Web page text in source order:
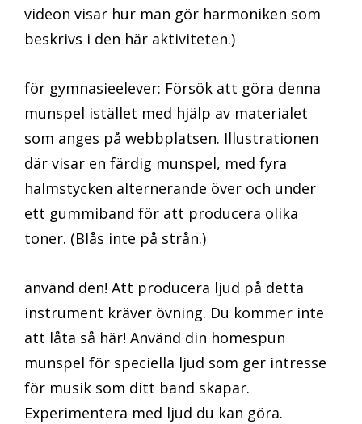
videon visar hur man gör harmoniken som
beskrivs i den här aktiviteten.)
för gymnasieelever: Försök att göra denna
munspel istället med hjälp av materialet
som anges på webbplatsen. Illustrationen
där visar en färdig munspel, med fyra
halmstycken alternerande över och under
ett gummiband för att producera olika
toner. (Blås inte på strån.)
använd den! Att producera ljud på detta
instrument kräver övning. Du kommer inte
att låta så här! Använd din homespun
munspel för speciella ljud som ger intresse
för musik som ditt band skapar.
Experimentera med ljud du kan göra.